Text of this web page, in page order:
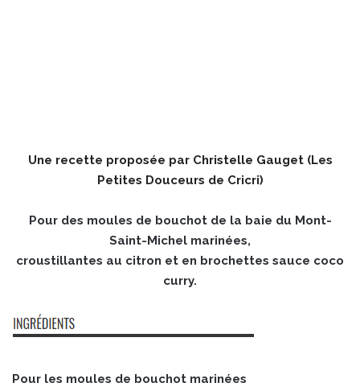
Une recette proposée par Christelle Gauget (Les
Petites Douceurs de Cricri)
Pour des moules de bouchot de la baie du Mont-
Saint-Michel marinées,
croustillantes au citron et en brochettes sauce coco
curry.
Pour les moules de bouchot marinées